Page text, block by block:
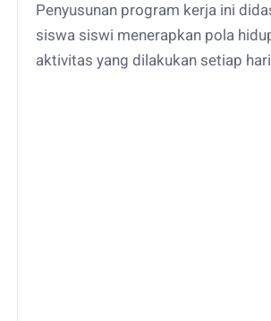
Penyusunan program kerja ini
siswa siswi menerapkan pola
aktivitas yang dilakukan setiap